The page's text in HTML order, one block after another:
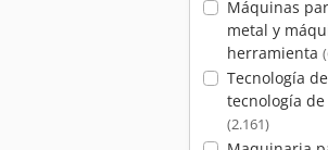
Máquinas
metal y
herramienta
Tecnología
tecnología
(2.161)